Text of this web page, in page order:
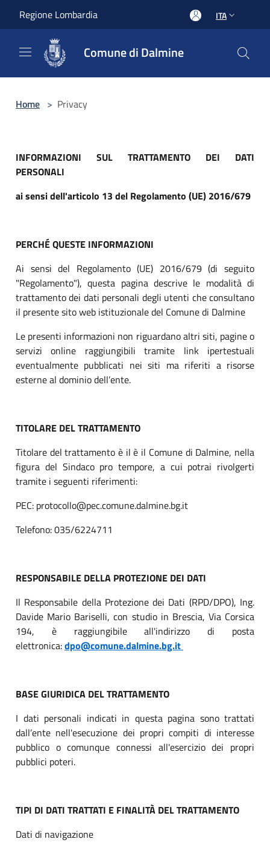
Regione Lombardia ITA
Comune di Dalmine
Home > Privacy
INFORMAZIONI SUL TRATTAMENTO DEI DATI
PERSONALI
ai sensi dell'articolo 13 del Regolamento (UE) 2016/679
PERCHÉ QUESTE INFORMAZIONI
Ai sensi del Regolamento (UE) 2016/679 (di seguito
"Regolamento"), questa pagina descrive le modalità di
trattamento dei dati personali degli utenti che consultano
il presente sito web istituzionale del Comune di Dalmine
Le presenti informazioni non riguardano altri siti, pagine o
servizi online raggiungibili tramite link ipertestuali
eventualmente pubblicati nei siti ma riferiti a risorse
esterne al dominio dell’ente.
TITOLARE DEL TRATTAMENTO
Titolare del trattamento è il è il Comune di Dalmine, nella
figura del Sindaco pro tempore, a cui potrai rivolgerti
tramite i seguenti riferimenti:
PEC: protocollo@pec.comune.dalmine.bg.it
Telefono: 035/6224711
RESPONSABILE DELLA PROTEZIONE DEI DATI
Il Responsabile della Protezione dei Dati (RPD/DPO), Ing.
Davide Mario Bariselli, con studio in Brescia, Via Corsica
194, è raggiungibile all'indirizzo di posta
elettronica:dpo@comune.dalmine.bg.it
BASE GIURIDICA DEL TRATTAMENTO
I dati personali indicati in questa pagina sono trattati
dall’ente nell'esecuzione dei propri compiti di interesse
pubblico o comunque connessi all'esercizio dei propri
pubblici poteri.
TIPI DI DATI TRATTATI E FINALITÀ DEL TRATTAMENTO
Dati di navigazione